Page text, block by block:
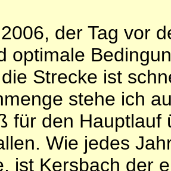
der Tag vor
optimale
Strecke ist
stehe ich
für den Hauptlauf
Wie jedes
ist Kersbach der